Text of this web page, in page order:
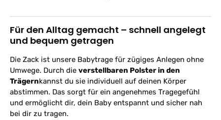
Für den Alltag gemacht – schnell angelegt
und bequem getragen
Die Zack ist unsere Babytrage für zügiges Anlegen ohne
Umwege. Durch die verstellbaren Polster in den
Trägernkannst du sie individuell auf deinen Körper
abstimmen. Das sorgt für ein angenehmes Tragegefühl
und ermöglicht dir, dein Baby entspannt und sicher nah
bei dir zu tragen.